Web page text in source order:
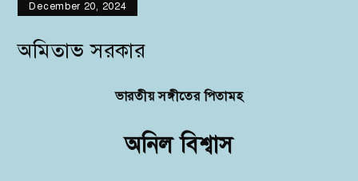
December 20, 2024
অমিতাভ সরকার
ভারতীয় সঙ্গীতের পিতামহ
অনিল বিশ্বাস